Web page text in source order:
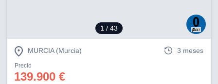
1 / 43
MURCIA (Murcia) 3 meses
Precio
139.900 €